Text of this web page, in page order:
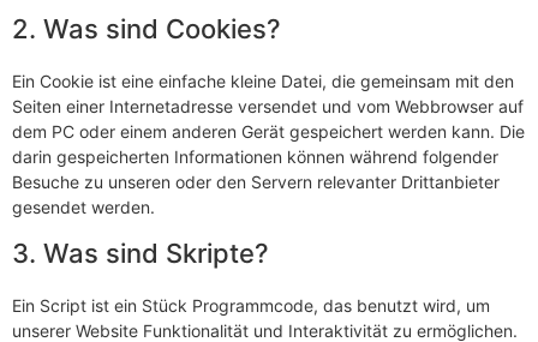
2. Was sind Cookies?
Ein Cookie ist eine einfache kleine Datei, die gemeinsam mit den
Seiten einer Internetadresse versendet und vom Webbrowser auf
dem PC oder einem anderen Gerät gespeichert werden kann. Die
darin gespeicherten Informationen können während folgender
Besuche zu unseren oder den Servern relevanter Drittanbieter
gesendet werden.
3. Was sind Skripte?
Ein Script ist ein Stück Programmcode, das benutzt wird, um
unserer Website Funktionalität und Interaktivität zu ermöglichen.